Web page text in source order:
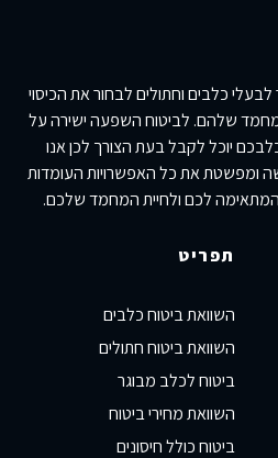
כלבים וחתולים לבחור את הכיסוי
שלהם. לביטוח השפעה ישירה על
יוכל לקבל בעת הצורך לכן אנו
ומפשטת את כל האפשרויות העומדות
לכם ולחיית המחמד שלכם.
תפריט
השוואת ביטוח כלבים
השוואת ביטוח חתולים
ביטוח לכלב מבוגר
השוואת מחירי ביטוח
ביטוח כולל חיסונים